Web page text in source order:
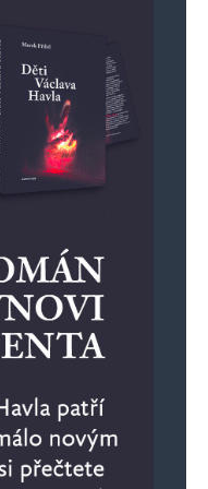
nejen
které by
podporu
důvěru
systému.
tohoto jednání
nedostatek
jako jsou
vůči
je
jelikož takový
společenské